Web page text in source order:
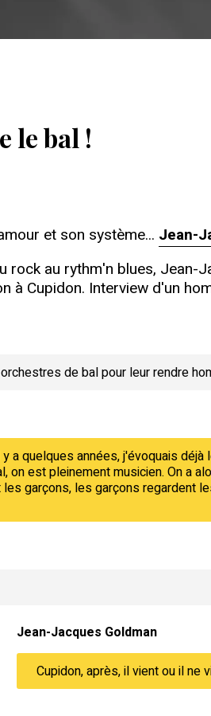
le bal !
et son système... Jean-
rock au rythm'n blues,
Cupidon. Interview d'un
de bal pour leur rendre
y a quelques années, j'évoquais
on est pleinement musicien. On a
garçons, les garçons regardent
Jean-Jacques Goldman
Cupidon, après, il vient ou il ne